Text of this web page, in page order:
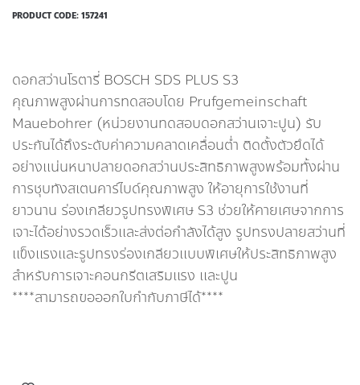
PRODUCT CODE: 157241
ดอกสว่านโรตารี่ BOSCH SDS PLUS S3
คุณภาพสูงผ่านการทดสอบโดย Prufgemeinschaft
Mauebohrer (หน่วยงานทดสอบดอกสว่านเจาะปูน) รับ
ประกันได้ถึงระดับค่าความคลาดเคลื่อนต่ำ ติดตั้งตัวยึดได้
อย่างแน่นหนาปลายดอกสว่านประสิทธิภาพสูงพร้อมทั้งผ่าน
การชุบทังสเตนคาร์ไบด์คุณภาพสูง ให้อายุการใช้งานที่
ยาวนาน ร่องเกลียวรูปทรงพิเศษ S3 ช่วยให้คายเศษจากการ
เจาะได้อย่างรวดเร็วและส่งต่อกำลังได้สูง รูปทรงปลายสว่านที่
แข็งแรงและรูปทรงร่องเกลียวแบบพิเศษให้ประสิทธิภาพสูง
สำหรับการเจาะคอนกรีตเสริมแรง และปูน
****สามารถขอออกใบกำกับภาษีได้****